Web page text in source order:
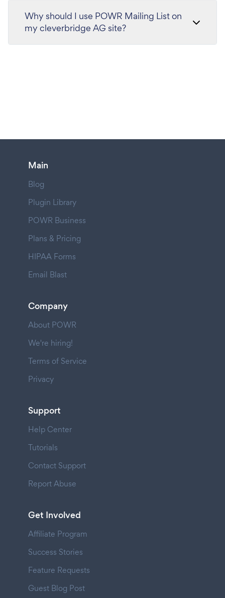
Why should I use POWR Mailing List on
my cleverbridge AG site?
Main
Blog
Plugin Library
POWR Business
Plans & Pricing
HIPAA Forms
Email Blast
Company
About POWR
We're hiring!
Terms of Service
Privacy
Support
Help Center
Tutorials
Contact Support
Report Abuse
Get Involved
Affiliate Program
Success Stories
Feature Requests
Guest Blog Post